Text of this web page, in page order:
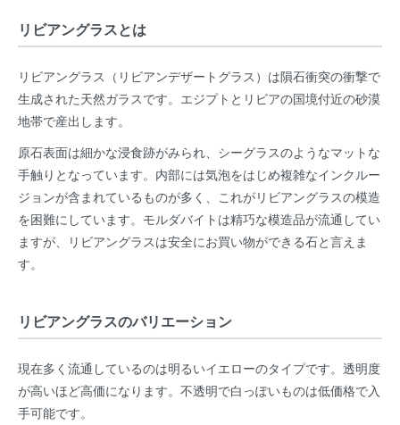
リビアングラスとは
リビアングラス（リビアンデザートグラス）は隕石衝突の衝撃で
生成された天然ガラスです。エジプトとリビアの国境付近の砂漠
地帯で産出します。
原石表面は細かな浸食跡がみられ、シーグラスのようなマットな
手触りとなっています。内部には気泡をはじめ複雑なインクルー
ジョンが含まれているものが多く、これがリビアングラスの模造
を困難にしています。モルダバイトは精巧な模造品が流通してい
ますが、リビアングラスは安全にお買い物ができる石と言えま
す。
リビアングラスのバリエーション
現在多く流通しているのは明るいイエローのタイプです。透明度
が高いほど高価になります。不透明で白っぽいものは低価格で入
手可能です。